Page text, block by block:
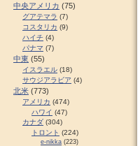
中央アメリカ (75)
グアテマラ (7)
コスタリカ (9)
ハイチ (4)
パナマ (7)
中東 (55)
イスラエル (18)
サウジアラビア (4)
北米 (773)
アメリカ (474)
ハワイ (47)
カナダ (304)
トロント (224)
e-nikka (223)